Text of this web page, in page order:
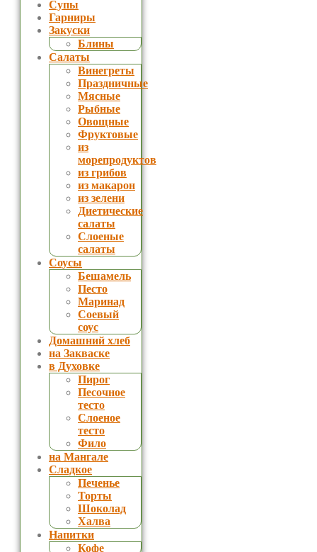
Супы
Гарниры
Закуски
Блины
Салаты
Винегреты
Праздничные
Мясные
Рыбные
Овощные
Фруктовые
из
морепродуктов
из грибов
из макарон
из зелени
Диетические
салаты
Слоеные
салаты
Соусы
Бешамель
Песто
Маринад
Соевый
соус
Домашний хлеб
на Закваске
в Духовке
Пирог
Песочное
тесто
Слоеное
тесто
Фило
на Мангале
Сладкое
Печенье
Торты
Шоколад
Халва
Напитки
Кофе